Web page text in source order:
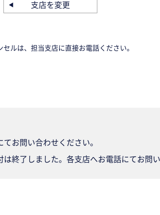
支店を変更
ルは、担当支店に直接お電話ください。
お問い合わせください。
は終了しました。各支店へお電話にてお問い